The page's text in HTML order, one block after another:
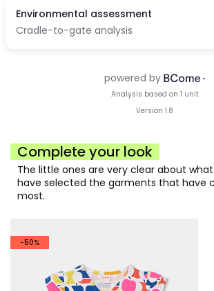
Complete your look
The little ones are very clear about
have selected the garments that have
most.
-50%